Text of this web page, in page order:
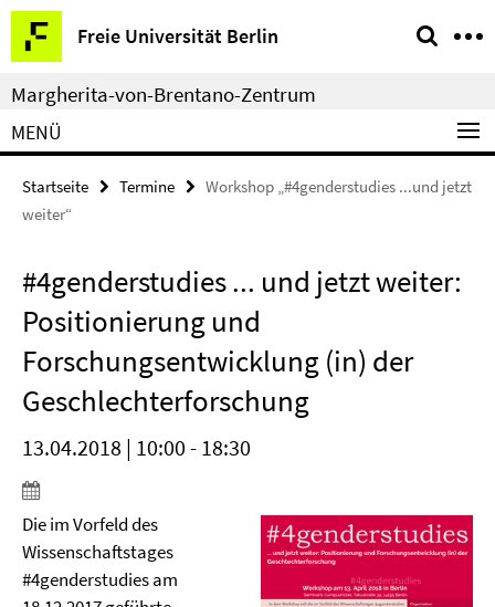
Springe
direkt
zu
Inhalt
Freie Universität Berlin
Service-
Navigation
Margherita-von-Brentano-Zentrum
MENÜ
Startseite Termine
Workshop „#4genderstudies ...und jetzt
weiter“
#4genderstudies ... und jetzt weiter:
Positionierung und
Forschungsentwicklung (in) der
Geschlechterforschung
13.04.2018 | 10:00 - 18:30
Die im Vorfeld des
Wissenschaftstages
#4genderstudies am